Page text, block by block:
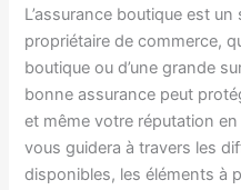
L’assurance boutique est
propriétaire de commerce,
boutique ou d’une grande
bonne assurance peut
et même votre réputation
vous guidera à travers les
disponibles, les éléments à